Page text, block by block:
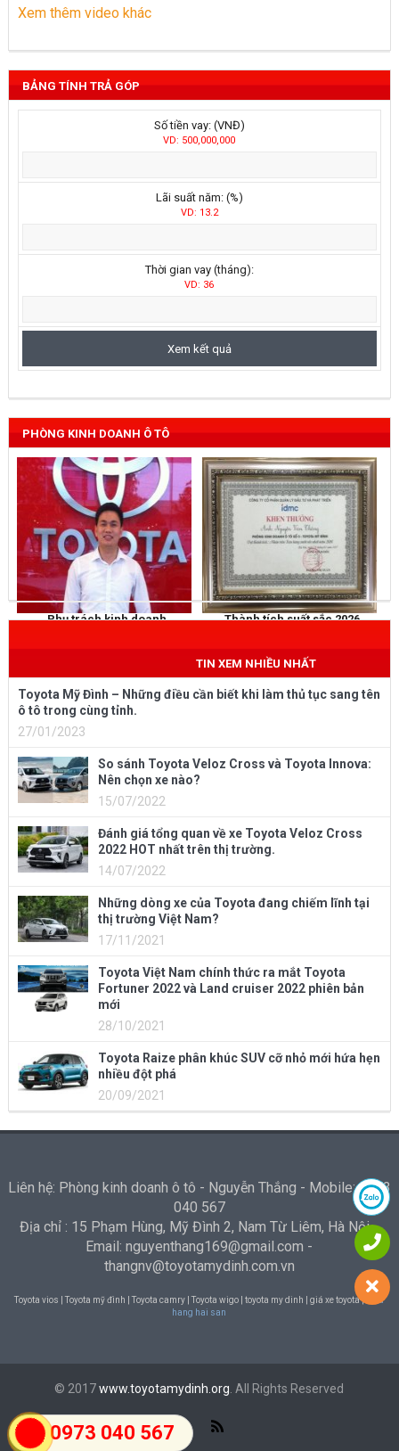
0973 040 567
Xem thêm video khác
BẢNG TÍNH TRẢ GÓP
Số tiền vay: (VNĐ)
VD: 500,000,000
Lãi suất năm: (%)
VD: 13.2
Thời gian vay (tháng):
VD: 36
PHÒNG KINH DOANH Ô TÔ
Phụ trách kinh doanh Thành tích suất sắc 2026
TIN XEM NHIỀU NHẤT
Toyota Mỹ Đình – Những điều cần biết khi làm thủ tục sang tên
ô tô trong cùng tỉnh.
27/01/2023
So sánh Toyota Veloz Cross và Toyota Innova:
Nên chọn xe nào?
15/07/2022
Đánh giá tổng quan về xe Toyota Veloz Cross
2022 HOT nhất trên thị trường.
14/07/2022
Những dòng xe của Toyota đang chiếm lĩnh tại
thị trường Việt Nam?
17/11/2021
Toyota Việt Nam chính thức ra mắt Toyota
Fortuner 2022 và Land cruiser 2022 phiên bản
mới
28/10/2021
Toyota Raize phân khúc SUV cỡ nhỏ mới hứa hẹn
nhiều đột phá
20/09/2021
Liên hệ: Phòng kinh doanh ô tô - Nguyễn Thắng - Mobile: 0973
040 567
Địa chỉ : 15 Phạm Hùng, Mỹ Đình 2, Nam Từ Liêm, Hà Nội -
Email: nguyenthang169@gmail.com -
thangnv@toyotamydinh.com.vn
Toyota vios | Toyota mỹ đình | Toyota camry | Toyota wigo | toyota my dinh | giá xe toyota |
Nha
hang hai san
© 2017www.toyotamydinh.org . All Rights Reserved